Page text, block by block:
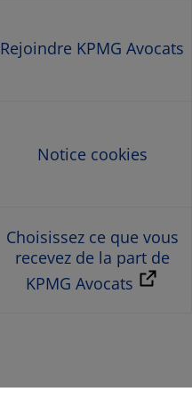
Rejoindre KPMG Avocats
Notice cookies
Choisissez ce que vous
recevez de la part de
KPMG Avocats